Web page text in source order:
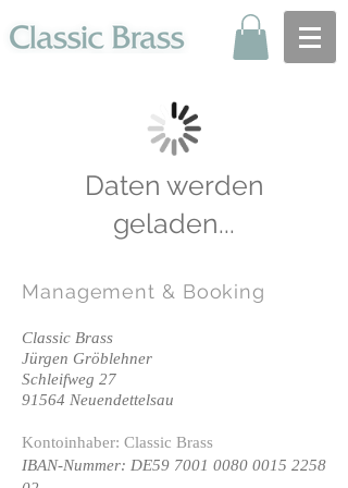
Daten werden
geladen...
Management & Booking
Classic Brass
Jürgen Gröblehner
Schleifweg 27
91564 Neuendettelsau
Kontoinhaber: Classic Brass
IBAN-Nummer: DE59 7001 0080 0015 2258